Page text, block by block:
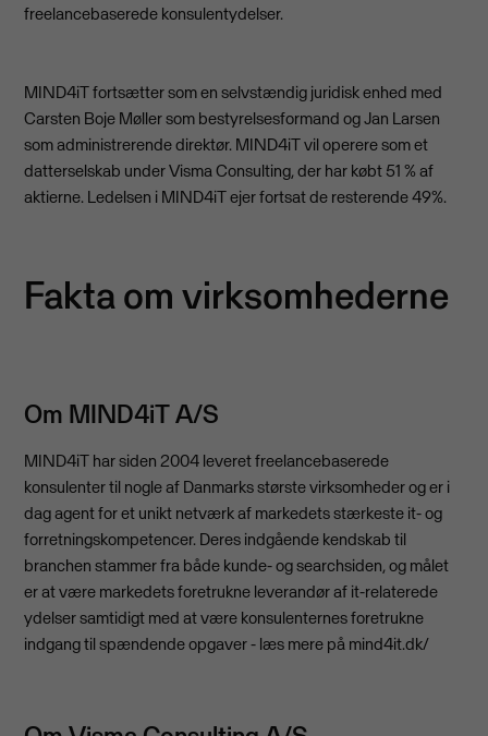
freelancebaserede konsulentydelser.
MIND4iT fortsætter som en selvstændig juridisk enhed med
Carsten Boje Møller som bestyrelsesformand og Jan Larsen
som administrerende direktør. MIND4iT vil operere som et
datterselskab under Visma Consulting, der har købt 51 % af
aktierne. Ledelsen i MIND4iT ejer fortsat de resterende 49%.
Fakta om virksomhederne
Om MIND4iT A/S
MIND4iT har siden 2004 leveret freelancebaserede
konsulenter til nogle af Danmarks største virksomheder og er i
dag agent for et unikt netværk af markedets stærkeste it- og
forretningskompetencer. Deres indgående kendskab til
branchen stammer fra både kunde- og searchsiden, og målet
er at være markedets foretrukne leverandør af it-relaterede
ydelser samtidigt med at være konsulenternes foretrukne
indgang til spændende opgaver - læs mere på mind4it.dk/